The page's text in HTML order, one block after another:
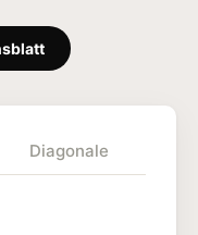
Diagonale